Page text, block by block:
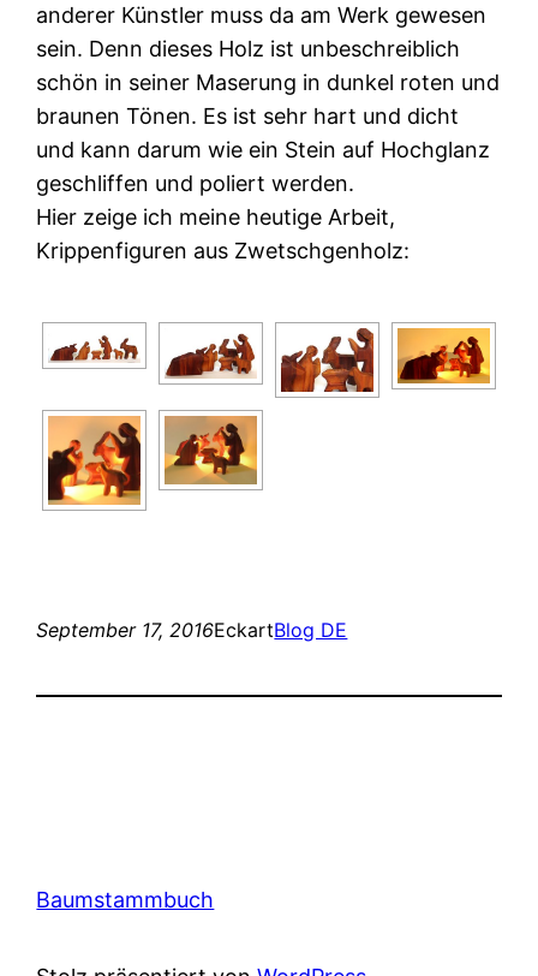
anderer Künstler muss da am Werk gewesen
sein. Denn dieses Holz ist unbeschreiblich
schön in seiner Maserung in dunkel roten und
braunen Tönen. Es ist sehr hart und dicht
und kann darum wie ein Stein auf Hochglanz
geschliffen und poliert werden.
Hier zeige ich meine heutige Arbeit,
Krippenfiguren aus Zwetschgenholz:
September 17, 2016EckartBlog DE
Baumstammbuch